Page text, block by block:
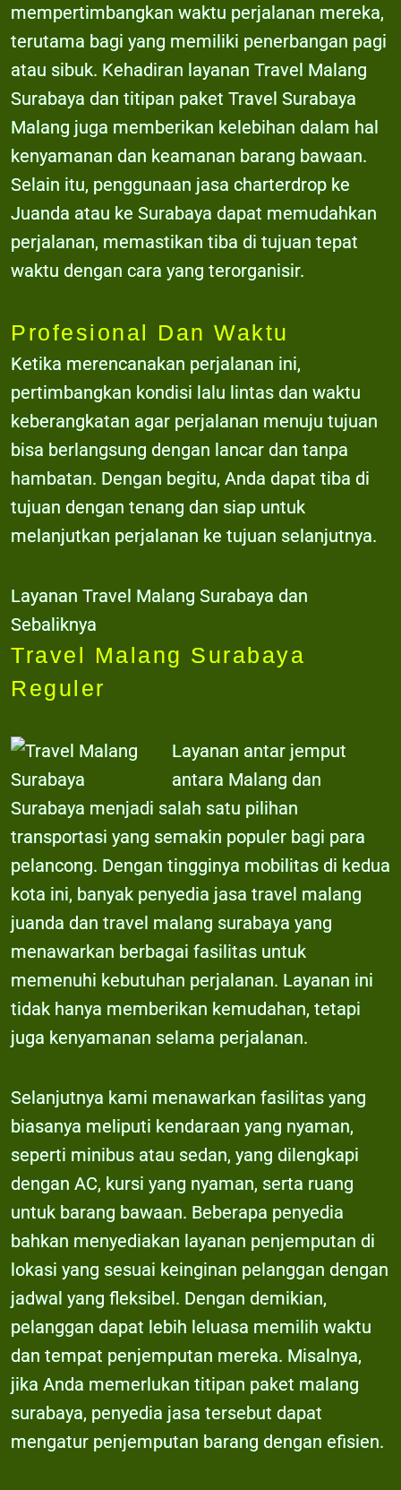
mempertimbangkan waktu perjalanan mereka,
terutama bagi yang memiliki penerbangan pagi
atau sibuk. Kehadiran layanan Travel Malang
Surabaya dan titipan paket Travel Surabaya
Malang juga memberikan kelebihan dalam hal
kenyamanan dan keamanan barang bawaan.
Selain itu, penggunaan jasa charterdrop ke
Juanda atau ke Surabaya dapat memudahkan
perjalanan, memastikan tiba di tujuan tepat
waktu dengan cara yang terorganisir.
Profesional Dan Waktu
Ketika merencanakan perjalanan ini,
pertimbangkan kondisi lalu lintas dan waktu
keberangkatan agar perjalanan menuju tujuan
bisa berlangsung dengan lancar dan tanpa
hambatan. Dengan begitu, Anda dapat tiba di
tujuan dengan tenang dan siap untuk
melanjutkan perjalanan ke tujuan selanjutnya.
Layanan Travel Malang Surabaya dan
Sebaliknya
Travel Malang Surabaya
Reguler
Layanan antar jemput
antara Malang dan
Surabaya menjadi salah satu pilihan
transportasi yang semakin populer bagi para
pelancong. Dengan tingginya mobilitas di kedua
kota ini, banyak penyedia jasa travel malang
juanda dan travel malang surabaya yang
menawarkan berbagai fasilitas untuk
memenuhi kebutuhan perjalanan. Layanan ini
tidak hanya memberikan kemudahan, tetapi
juga kenyamanan selama perjalanan.
Selanjutnya kami menawarkan fasilitas yang
biasanya meliputi kendaraan yang nyaman,
seperti minibus atau sedan, yang dilengkapi
dengan AC, kursi yang nyaman, serta ruang
untuk barang bawaan. Beberapa penyedia
bahkan menyediakan layanan penjemputan di
lokasi yang sesuai keinginan pelanggan dengan
jadwal yang fleksibel. Dengan demikian,
pelanggan dapat lebih leluasa memilih waktu
dan tempat penjemputan mereka. Misalnya,
jika Anda memerlukan titipan paket malang
surabaya, penyedia jasa tersebut dapat
mengatur penjemputan barang dengan efisien.